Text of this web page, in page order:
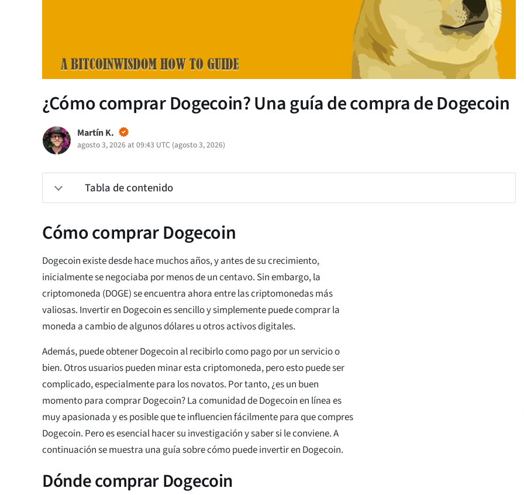
¿Cómo comprar Dogecoin? Una guía de compra de Dogecoin
Martín K.
agosto 3, 2026 at 09:43 UTC (agosto 3, 2026)
Tabla de contenido
Cómo comprar Dogecoin
Dogecoin existe desde hace muchos años, y antes de su crecimiento,
inicialmente se negociaba por menos de un centavo. Sin embargo, la
criptomoneda (DOGE) se encuentra ahora entre las criptomonedas más
valiosas. Invertir en Dogecoin es sencillo y simplemente puede comprar la
moneda a cambio de algunos dólares u otros activos digitales.
Además, puede obtener Dogecoin al recibirlo como pago por un servicio o
bien. Otros usuarios pueden minar esta criptomoneda, pero esto puede ser
complicado, especialmente para los novatos. Por tanto, ¿es un buen
momento para comprar Dogecoin? La comunidad de Dogecoin en línea es
muy apasionada y es posible que te influencien fácilmente para que compres
Dogecoin. Pero es esencial hacer su investigación y saber si le conviene. A
continuación se muestra una guía sobre cómo puede invertir en Dogecoin.
Dónde comprar Dogecoin